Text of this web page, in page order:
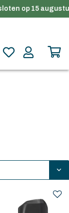
op 15
€100
€100